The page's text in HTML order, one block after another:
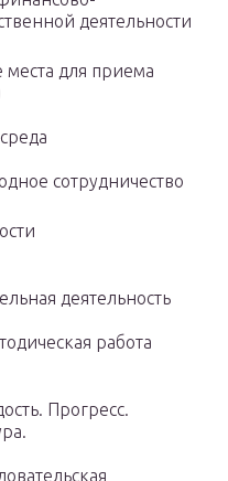
деятельности
места для приема
сотрудничество
деятельность
работа
Прогресс.